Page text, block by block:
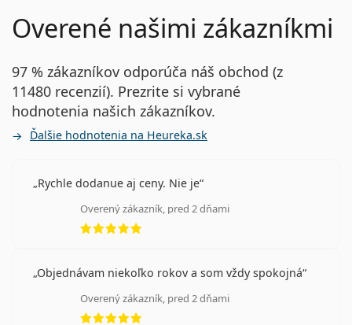
Overené našimi zákazníkmi
97 % zákazníkov odporúča náš obchod (z
11480 recenzií). Prezrite si vybrané
hodnotenia našich zákazníkov.
Ďalšie hodnotenia na Heureka.sk
Rychle dodanue aj ceny. Nie je
Overený zákazník, pred 2 dňami
hodnotenie 5 z 5
Objednávam niekoľko rokov a som vždy spokojná
Overený zákazník, pred 2 dňami
hodnotenie 5 z 5